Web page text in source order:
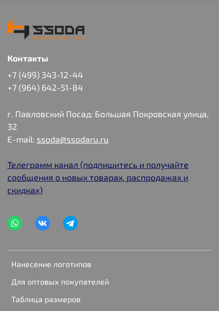
Нанесение логотипов
Для оптовых покупателей
Таблица размеров
Контакты
+7 (499) 343-12-44
+7 (964) 642-51-84
г. Павловский Посад: Большая Покровская улица,
32
E-mail: ssoda@ssodaru.ru
Телеграмм канал (подпишитесь и получайте
сообщения о новых товарах, распродажах и
скидках)